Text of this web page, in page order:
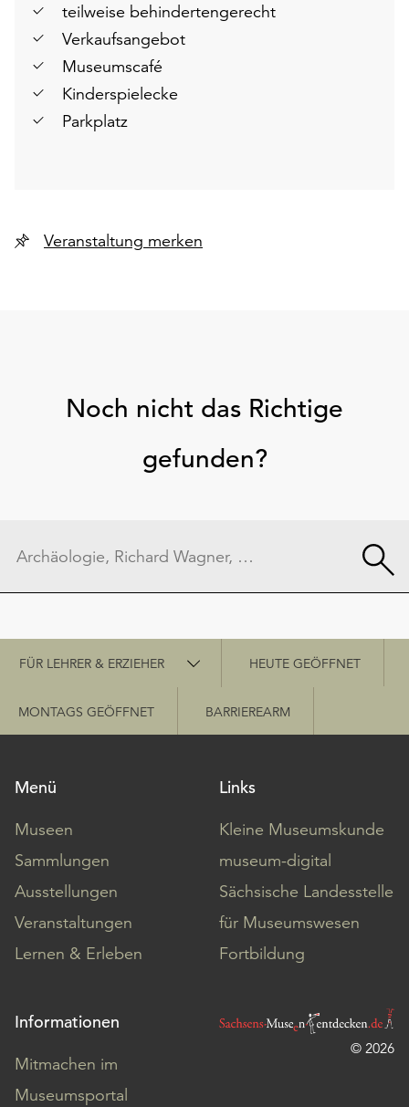
teilweise behindertengerecht
Verkaufsangebot
Museumscafé
Kinderspielecke
Parkplatz
Veranstaltung merken
Noch nicht das Richtige
gefunden?
Schnellzugriff
FÜR LEHRER & ERZIEHER HEUTE GEÖFFNET
MONTAGS GEÖFFNET BARRIEREARM
Menü
Museen
Sammlungen
Ausstellungen
Veranstaltungen
Lernen & Erleben
Links
Kleine Museumskunde
museum-digital
Sächsische Landesstelle
für Museumswesen
Fortbildung
Informationen
Mitmachen im
Museumsportal
© 2026